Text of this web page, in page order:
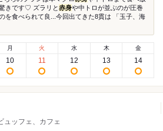
きです♡ ズラリと赤身や中トロが並ぶのが圧巻
を食べられて良...今回出てきた8貫は 「玉子、海
月
10
火
11
水
12
木
13
金
14
ュッフェ、カフェ